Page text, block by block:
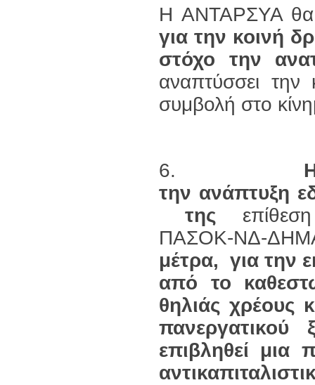
Η ΑΝΤΑΡΣΥΑ θα
για την κοινή
στόχο την
αναπτύσσει την
συμβολή στο
6.
την ανάπτυξη
της
ΠΑΣΟΚ-ΝΔ-
μέτρα, για την
από το
θηλιάς χρέους
πανεργατικού
επιβληθεί μια